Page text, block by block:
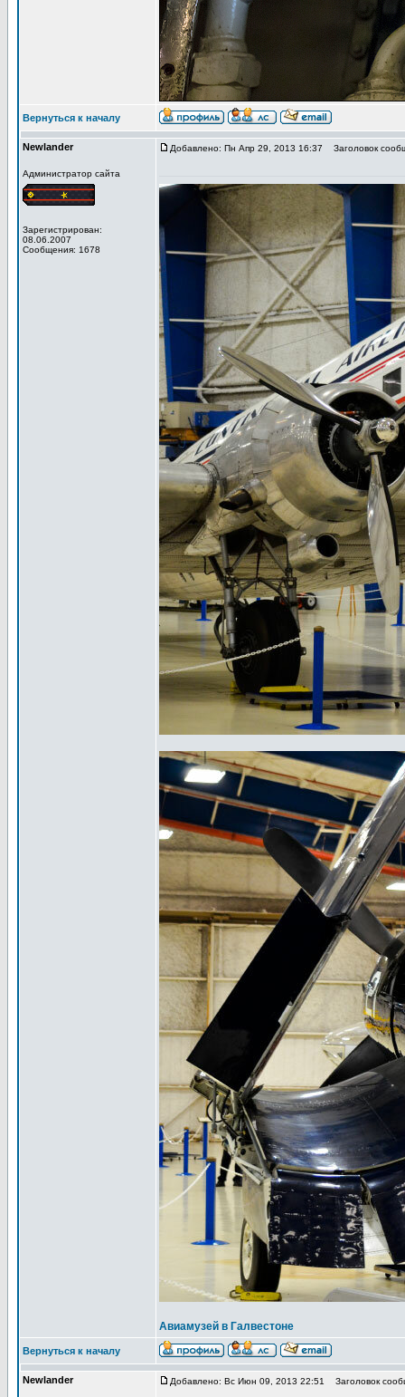
Вернуться к началу
Newlander
Администратор сайта
Зарегистрирован:
08.06.2007
Сообщения: 1678
Добавлено: Пн Апр 29, 2013 16:37 Заголовок
Авиамузей в Галвестоне
Вернуться к началу
Newlander Добавлено: Вс Июн 09, 2013 22:51 Заголовок